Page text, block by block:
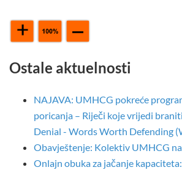
Ostale aktuelnosti
NAJAVA: UMHCG pokreće
poricanja – Riječi koje vrijedi
Denial - Words Worth Defending
Obavještenje: Kolektiv UMHCG
Onlajn obuka za jačanje